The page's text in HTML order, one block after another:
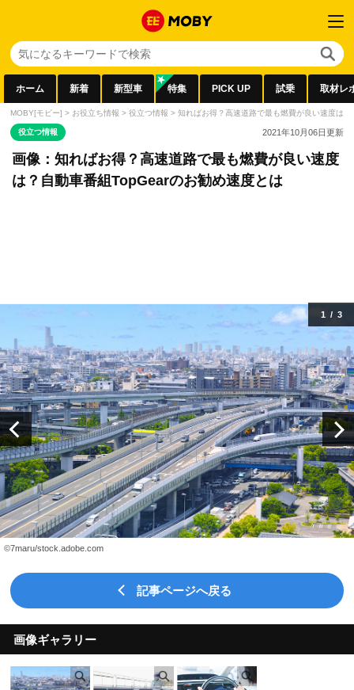
ホーム 新着 新型車 特集 PICK UP 試乗 取材レ
MOBY[モビー] > お役立ち情報 > 役立つ情報 > 知ればお得？高速道路で最も燃費が良い速度は
役立つ情報 2021年10月06日更新
画像：知ればお得？高速道路で最も燃費が良い速度
は？自動車番組TopGearのお勧め速度とは
©7maru/stock.adobe.com
1 / 3
記事ページへ戻る
画像ギャラリー